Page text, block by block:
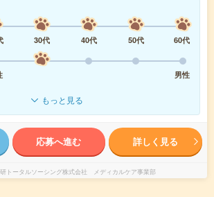
30代 40代 50代
60代
男性
もっと見る
応募へ進む 詳しく見る
トータルソーシング株式会社 メディカルケア事業部